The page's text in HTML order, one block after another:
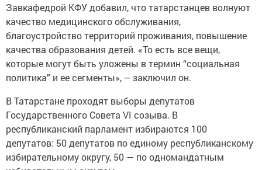
Завкафедрой КФУ добавил, что татарстанцев волнуют
качество медицинского обслуживания,
благоустройство территорий проживания, повышение
качества образования детей. «То есть все вещи,
которые могут быть уложены в термин “социальная
политика” и ее сегменты», – заключил он.
В Татарстане проходят выборы депутатов
Государственного Совета VI созыва. В
республиканский парламент избираются 100
депутатов: 50 депутатов по единому республиканскому
избирательному округу, 50 — по одномандатным